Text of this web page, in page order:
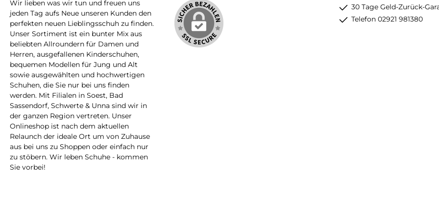
Wir lieben was wir tun und freuen uns
jeden Tag aufs Neue unseren Kunden den
perfekten neuen Lieblingsschuh zu finden.
Unser Sortiment ist ein bunter Mix aus
beliebten Allroundern für Damen und
Herren, ausgefallenen Kinderschuhen,
bequemen Modellen für Jung und Alt
sowie ausgewählten und hochwertigen
Schuhen, die Sie nur bei uns finden
werden. Mit Filialen in Soest, Bad
Sassendorf, Schwerte & Unna sind wir in
der ganzen Region vertreten. Unser
Onlineshop ist nach dem aktuellen
Relaunch der ideale Ort um von Zuhause
aus bei uns zu Shoppen oder einfach nur
zu stöbern. Wir leben Schuhe - kommen
Sie vorbei!
30 Tage Geld-Zurück-
Telefon 02921 981380